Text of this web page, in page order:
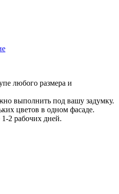
любого размера и
выполнить под вашу задумку.
цветов в одном фасаде.
1-2 рабочих дней.